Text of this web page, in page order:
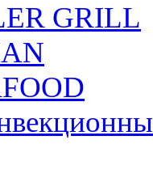
GRILL